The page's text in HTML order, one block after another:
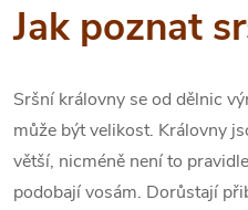
Jak poznat
Sršní královny se od dělnic
může být velikost. Královny
větší, nicméně není to
podobají vosám. Dorůstají